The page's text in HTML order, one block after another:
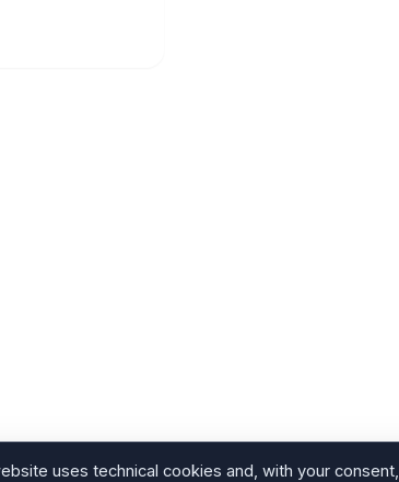
uses technical cookies and, with your